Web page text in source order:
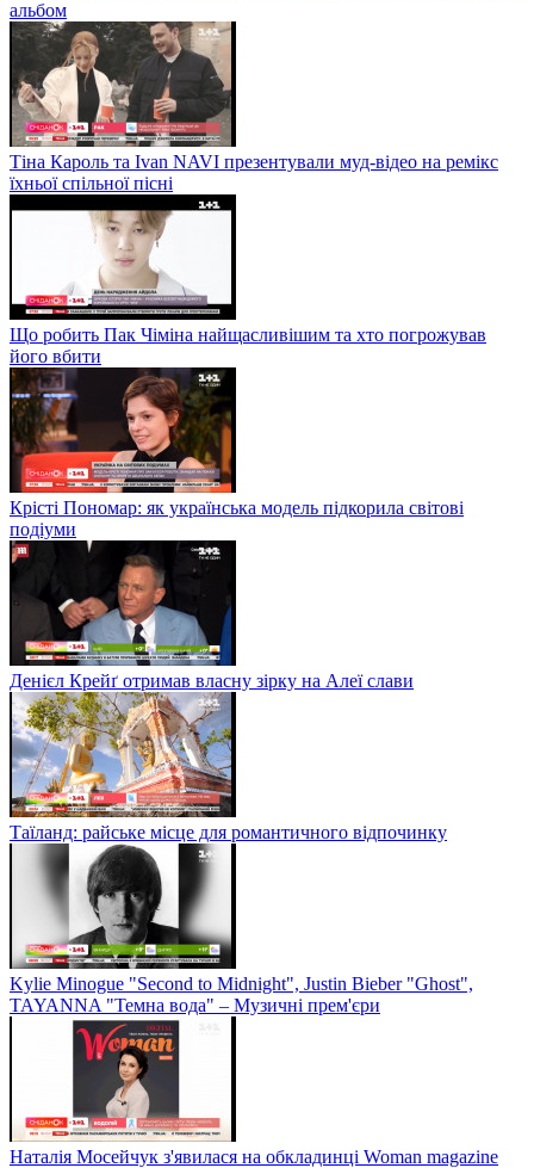
альбом
Тіна Кароль та Ivan NAVI презентували муд-відео на ремікс
їхньої спільної пісні
Що робить Пак Чіміна найщасливішим та хто погрожував
його вбити
Крісті Пономар: як українська модель підкорила світові
подіуми
Денієл Крейґ отримав власну зірку на Алеї слави
Таїланд: райське місце для романтичного відпочинку
Kylie Minogue "Second to Midnight", Justin Bieber "Ghost",
TAYANNA "Темна вода" – Музичні прем'єри
Наталія Мосейчук з'явилася на обкладинці Woman magazine